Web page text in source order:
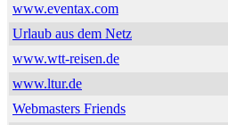
www.eventax.com
Urlaub aus dem Netz
www.wtt-reisen.de
www.ltur.de
Webmasters Friends